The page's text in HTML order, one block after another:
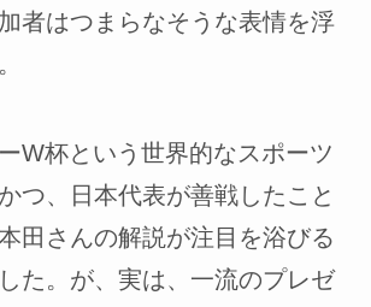
者はつまらなそうな表情を浮
W杯という世界的なスポーツ
つ、日本代表が善戦したこと
田さんの解説が注目を浴びる
た。が、実は、一流のプレゼ